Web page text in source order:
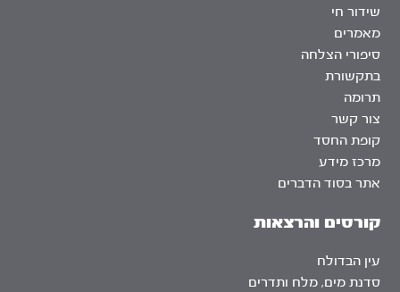
שידור חי
מאמרים
סיפורי הצלחה
בתקשורת
תרומה
צור קשר
קופת החסד
מרכז מידע
אתר בסוד הדברים
קורסים והרצאות
עין הבדולח
סדנת מים, מלח ותדרים